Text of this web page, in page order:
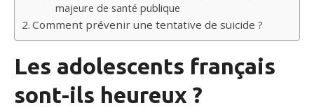
majeure de santé publique
Comment prévenir une tentative de suicide ?
Les adolescents français
sont-ils heureux ?